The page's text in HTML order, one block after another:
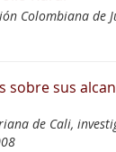
Colombiana de
sobre sus
de Cali,